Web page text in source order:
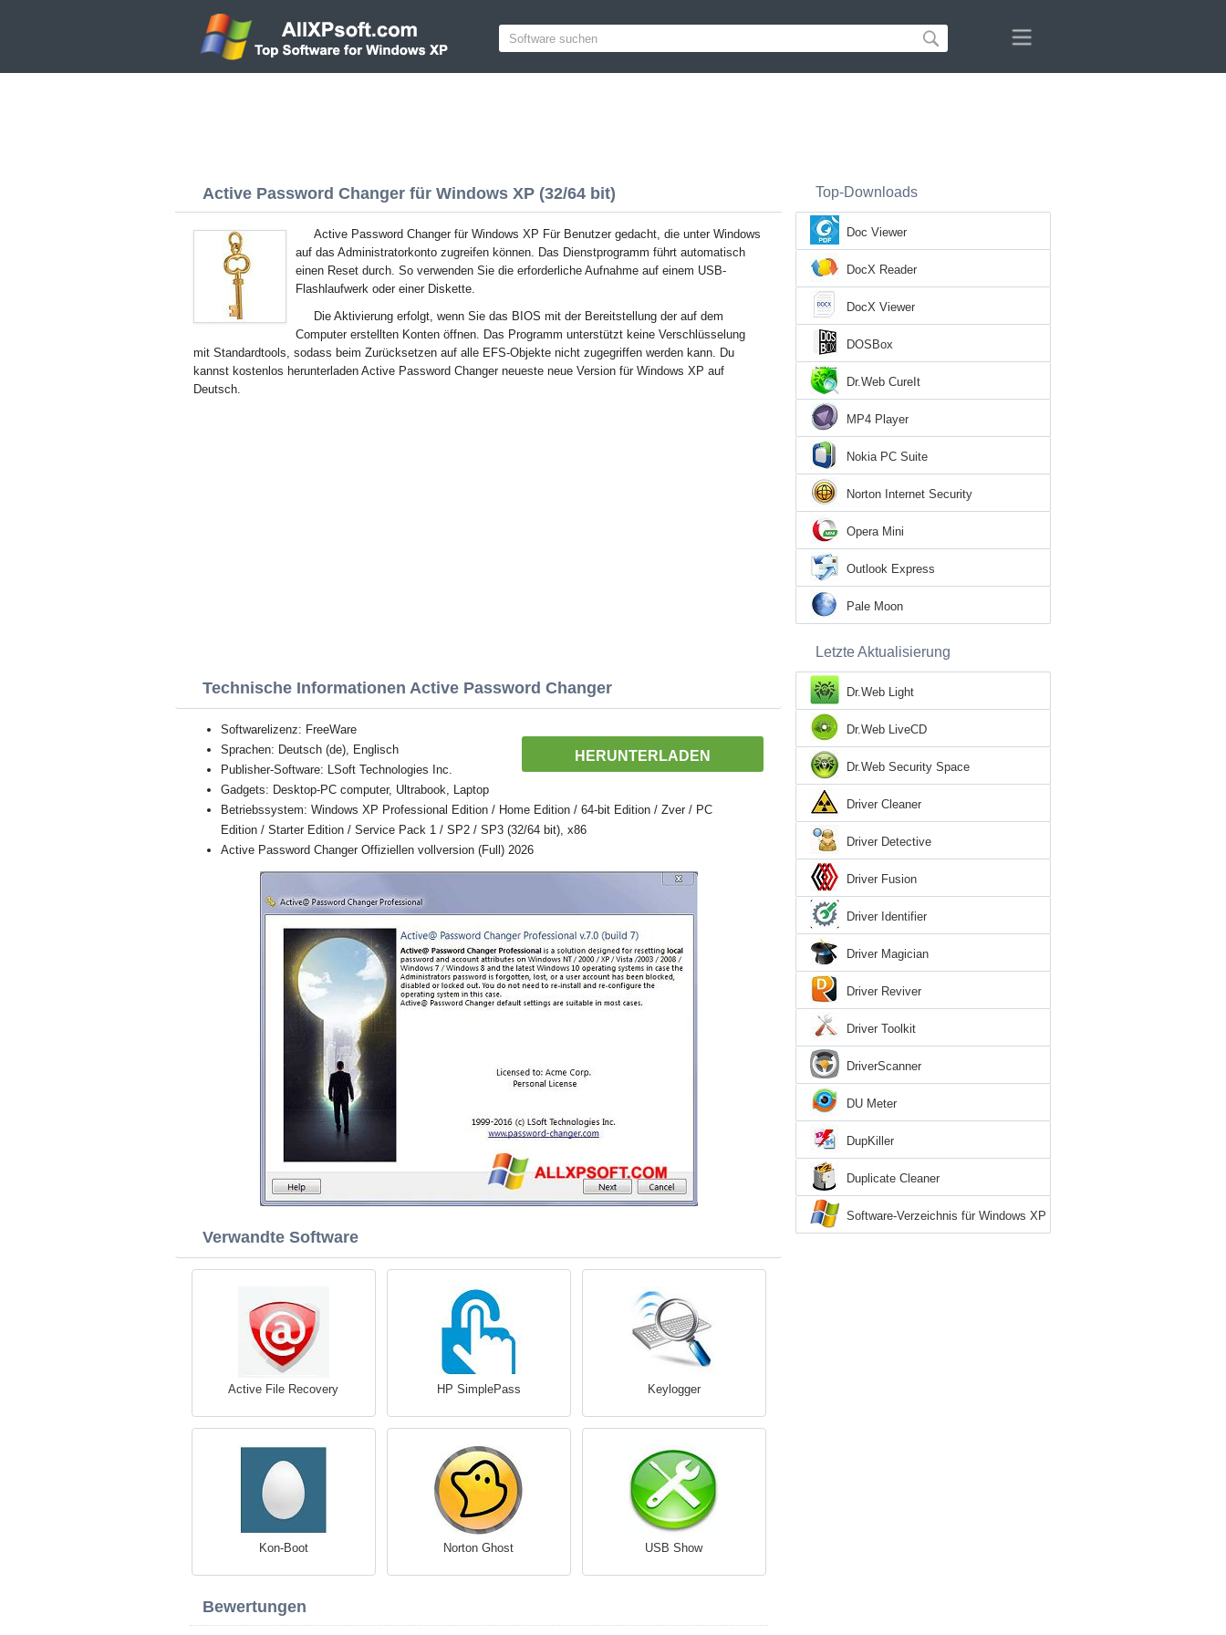
Active Password Changer für Windows XP (32/64 bit)
Active Password Changer für Windows XP Für Benutzer gedacht, die unter Windows
auf das Administratorkonto zugreifen können. Das Dienstprogramm führt automatisch
einen Reset durch. So verwenden Sie die erforderliche Aufnahme auf einem USB-
Flashlaufwerk oder einer Diskette.
Die Aktivierung erfolgt, wenn Sie das BIOS mit der Bereitstellung der auf dem
Computer erstellten Konten öffnen. Das Programm unterstützt keine Verschlüsselung
mit Standardtools, sodass beim Zurücksetzen auf alle EFS-Objekte nicht zugegriffen werden kann. Du
kannst kostenlos herunterladen Active Password Changer neueste neue Version für Windows XP auf
Deutsch.
Technische Informationen Active Password Changer
HERUNTERLADEN
Softwarelizenz: FreeWare
Sprachen: Deutsch (de), Englisch
Publisher-Software: LSoft Technologies Inc.
Gadgets: Desktop-PC computer, Ultrabook, Laptop
Betriebssystem: Windows XP Professional Edition / Home Edition / 64-bit Edition / Zver / PC
Edition / Starter Edition / Service Pack 1 / SP2 / SP3 (32/64 bit), x86
Active Password Changer Offiziellen vollversion (Full) 2026
Verwandte Software
Active File Recovery HP SimplePass Keylogger
Kon-Boot Norton Ghost USB Show
Bewertungen
Top-Downloads
Doc Viewer
DocX Reader
DocX Viewer
DOSBox
Dr.Web CureIt
MP4 Player
Nokia PC Suite
Norton Internet Security
Opera Mini
Outlook Express
Pale Moon
Letzte Aktualisierung
Dr.Web Light
Dr.Web LiveCD
Dr.Web Security Space
Driver Cleaner
Driver Detective
Driver Fusion
Driver Identifier
Driver Magician
Driver Reviver
Driver Toolkit
DriverScanner
DU Meter
DupKiller
Duplicate Cleaner
Software-Verzeichnis für Windows XP